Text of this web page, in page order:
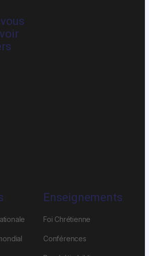
Enseignements
Foi Chrétienne
Conférences